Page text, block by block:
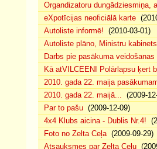
Organdizatoru dungādziesmiņa,
eXpotīcijas neoficiālā karte
Autoliste informē! (2010-03-01)
Autoliste plāno, Ministru
Darbs pie pasākuma
Kā atVILCEENI Polārlapsu ķert
2010. gada 22. maija
2010. gada 22. maijā... (2009-
Par to pašu (2009-12-09)
4x4 Klubs aicina - Dublis Nr.4!
Foto no Zelta Ceļa(2009-09-29)
Atsauksmes par Zelta Ceļu